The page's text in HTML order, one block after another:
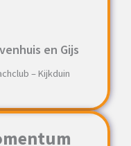
en Gijs
– Kijkduin